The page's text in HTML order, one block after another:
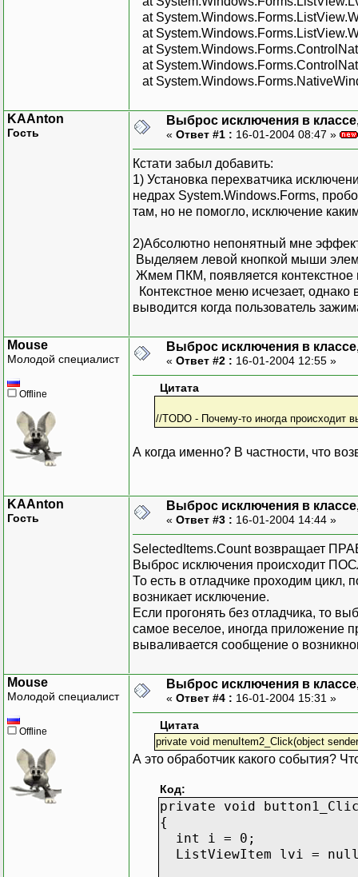
at
at
at
at
at
KAAnton
Гость
Выброс исключения в
« Ответ #1 : 16-01-2004 08:47 »
Кстати забыл добавить:
1) Установка перехватчика
недрах System.Windows.Forms,
там, но не помогло, исключение
2)Абсолютно непонятный мне
Выделяем левой кнопкой мыши
Жмем ПКМ, появляется
Контекстное меню исчезает,
выводится когда пользователь
Mouse
Молодой специалист
Offline
Выброс исключения в
« Ответ #2 : 16-01-2004 12:55 »
Цитата
//TODO - Почему-то иногда происходит
А когда именно? В частности, что
KAAnton
Гость
Выброс исключения в
« Ответ #3 : 16-01-2004 14:44 »
SelectedItems.Count возвращает
Выброс исключения происходит
То есть в отладчике проходим цикл,
возникает исключение.
Если прогонять без отладчика, то
самое веселое, иногда приложение
вываливается сообщение о
Mouse
Молодой специалист
Offline
Выброс исключения в
« Ответ #4 : 16-01-2004 15:31 »
Цитата
private void menuItem2_Click(object
А это обработчик какого события?
Код:
private void
{
int i = 0;
ListViewItem lvi =